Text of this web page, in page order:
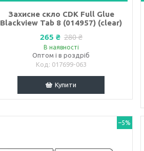
Захисне скло CDK Full Glue
Blackview Tab 8 (014957) (clear)
265 ₴ 280 ₴
В наявності
Оптом і в роздріб
017699-063
Купити
–5%